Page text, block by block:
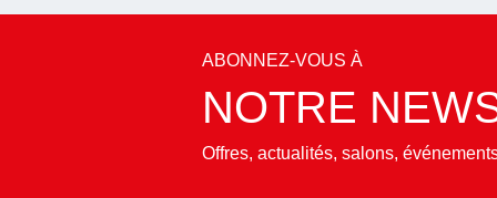
ABONNEZ-VOUS À
NOTRE
Offres, actualités, salons,